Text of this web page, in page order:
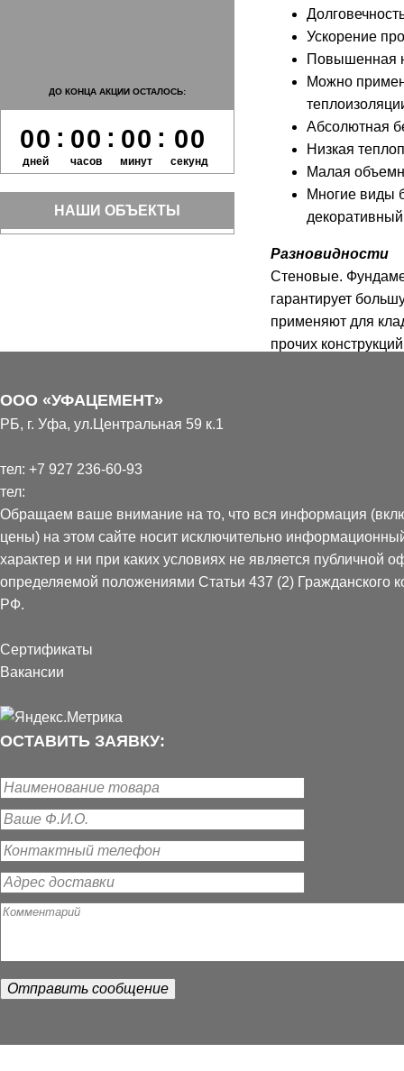
ДО КОНЦА АКЦИИ ОСТАЛОСЬ:
00
дней
: 00
часов
: 00
минут
: 00
секунд
НАШИ ОБЪЕКТЫ
Ускорение
Повышенная
Можно
Абсолютная
Низкая
Малая
Многие виды
Разновидности
Стеновые.
гарантирует
применяют для
прочих
комфортность.
Предлагаем
компании. Если вы
ООО «УФАЦЕМЕНТ»
РБ, г. Уфа, ул.Центральная 59 к.1
тел: +7 927 236-60-93
тел:
Обращаем ваше внимание на то, что вся информация
цены) на этом сайте носит исключительно
характер и ни при каких условиях не является публичной
определяемой положениями Статьи 437 (2) Гражданского
РФ.
Сертификаты
Вакансии
ОСТАВИТЬ ЗАЯВКУ: